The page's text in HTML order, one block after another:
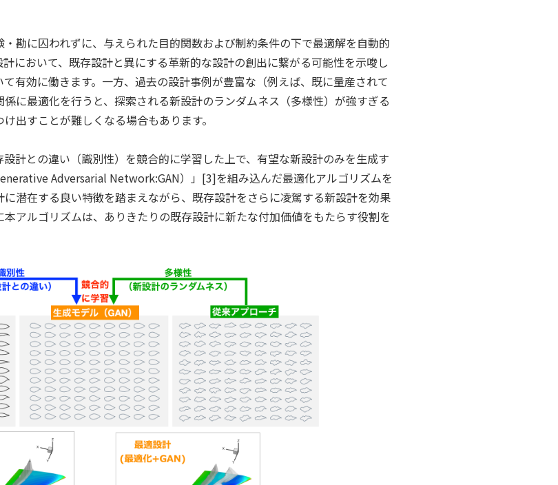
勘に囚われずに、与えられた目的関数および制約条件の下で最適解を自動的
において、既存設計と異にする革新的な設計の創出に繋がる可能性を示唆し
有効に働きます。一方、過去の設計事例が豊富な（例えば、既に量産されて
に最適化を行うと、探索される新設計のランダムネス（多様性）が強すぎる
出すことが難しくなる場合もあります。
計との違い（識別性）を競合的に学習した上で、有望な新設計のみを生成す
Adversarial Network:GAN）」[3]を組み込んだ最適化アルゴリズムを
潜在する良い特徴を踏まえながら、既存設計をさらに凌駕する新設計を効果
アルゴリズムは、ありきたりの既存設計に新たな付加価値をもたらす役割を